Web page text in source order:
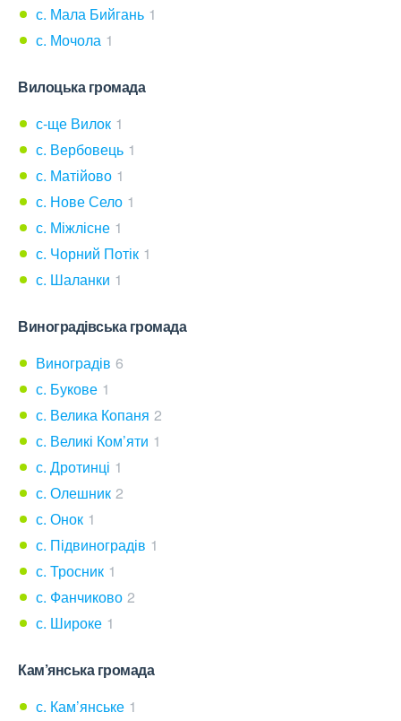
с. Мала Бийгань 1
с. Мочола 1
Вилоцька громада
с-ще Вилок 1
с. Вербовець 1
с. Матійово 1
с. Нове Село 1
с. Міжлісне 1
с. Чорний Потік 1
с. Шаланки 1
Виноградівська громада
Виноградів 6
с. Букове 1
с. Велика Копаня 2
с. Великі Ком’яти 1
с. Дротинці 1
с. Олешник 2
с. Онок 1
с. Підвиноградів 1
с. Тросник 1
с. Фанчиково 2
с. Широке 1
Кам’янська громада
с. Кам’янське 1